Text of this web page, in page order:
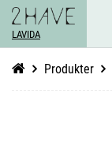
LAVIDA
Produkter